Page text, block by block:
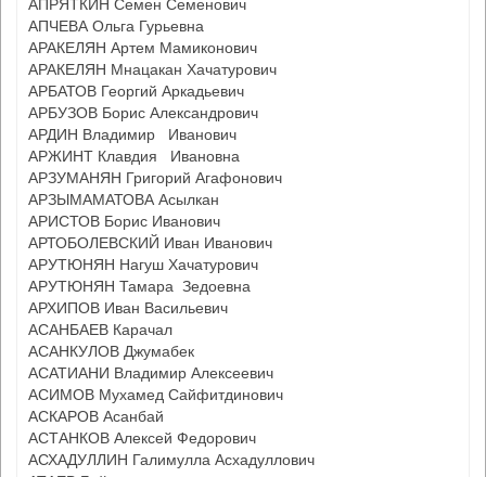
АПЧЕВА Ольга Гурьевна
АРАКЕЛЯН Артем Мамиконович
АРАКЕЛЯН Мнацакан Хачатурович
АРБАТОВ Георгий Аркадьевич
АРБУЗОВ Борис Александрович
АРДИН Владимир Иванович
АРЖИНТ Клавдия Ивановна
АРЗУМАНЯН Григорий Агафонович
АРЗЫМАМАТОВА Асылкан
АРИСТОВ Борис Иванович
АРТОБОЛЕВСКИЙ Иван Иванович
АРУТЮНЯН Нагуш Хачатурович
АРУТЮНЯН Тамара Зедоевна
АРХИПОВ Иван Васильевич
АСАНБАЕВ Карачал
АСАНКУЛОВ Джумабек
АСАТИАНИ Владимир Алексеевич
АСИМОВ Мухамед Сайфитдинович
АСКАРОВ Асанбай
АСТАНКОВ Алексей Федорович
АСХАДУЛЛИН Галимулла Асхадуллович